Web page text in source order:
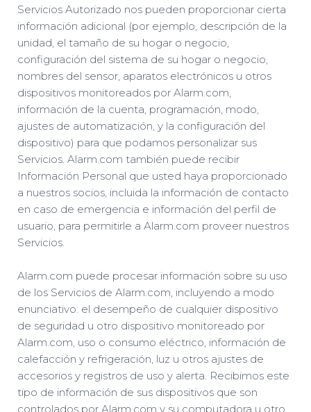
Servicios Autorizado nos pueden proporcionar cierta
información adicional (por ejemplo, descripción de la
unidad, el tamaño de su hogar o negocio,
configuración del sistema de su hogar o negocio,
nombres del sensor, aparatos electrónicos u otros
dispositivos monitoreados por Alarm.com,
información de la cuenta, programación, modo,
ajustes de automatización, y la configuración del
dispositivo) para que podamos personalizar sus
Servicios. Alarm.com también puede recibir
Información Personal que usted haya proporcionado
a nuestros socios, incluida la información de contacto
en caso de emergencia e información del perfil de
usuario, para permitirle a Alarm.com proveer nuestros
Servicios.
Alarm.com puede procesar información sobre su uso
de los Servicios de Alarm.com, incluyendo a modo
enunciativo: el desempeño de cualquier dispositivo
de seguridad u otro dispositivo monitoreado por
Alarm.com, uso o consumo eléctrico, información de
calefacción y refrigeración, luz u otros ajustes de
accesorios y registros de uso y alerta. Recibimos este
tipo de información de sus dispositivos que son
controlados por Alarm.com y su computadora u otro